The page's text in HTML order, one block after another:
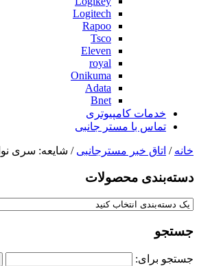
Logitech
Rapoo
Tsco
Eleven
royal
Onikuma
Adata
Bnet
خدمات کامپیوتری
تماس با مستر جانبی
خانه / اتاق خبر مسترجانبی / شایعه: سری نوا ۱۳ هواوی در تاریخ ۲۲ اکتبر عرضه خواهد شد
دسته‌بندی‌ محصولات
جستجو
جستجو برای: